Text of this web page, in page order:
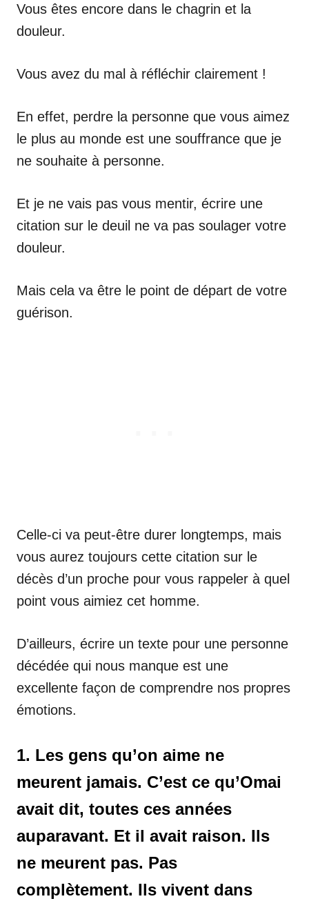
Vous êtes encore dans le chagrin et la
douleur.
Vous avez du mal à réfléchir clairement !
En effet, perdre la personne que vous aimez
le plus au monde est une souffrance que je
ne souhaite à personne.
Et je ne vais pas vous mentir, écrire une
citation sur le deuil ne va pas soulager votre
douleur.
Mais cela va être le point de départ de votre
guérison.
Celle-ci va peut-être durer longtemps, mais
vous aurez toujours cette citation sur le
décès d’un proche pour vous rappeler à quel
point vous aimiez cet homme.
D’ailleurs, écrire un texte pour une personne
décédée qui nous manque est une
excellente façon de comprendre nos propres
émotions.
1. Les gens qu’on aime ne
meurent jamais. C’est ce qu’Omai
avait dit, toutes ces années
auparavant. Et il avait raison. Ils
ne meurent pas. Pas
complètement. Ils vivent dans